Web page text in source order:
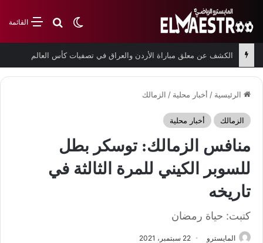
القائمةبحث عن
الوضع المظلم
الكشف عن معلق مباراة الأردن والعراق في تصفيات كأس العالم
الرئيسية / أخبار محلية / الزمالك
الزمالك أخبار محلية
منافس الزمالك: توسكر بطل
للسوبر الكيني للمرة الثالثة في
تاريخه
كتبت: حياة رمضان
المايسترو 22 سبتمبر، 2021